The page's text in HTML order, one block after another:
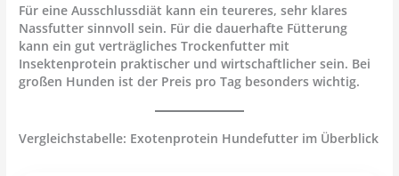
Für eine Ausschlussdiät kann ein teureres, sehr klares
Nassfutter sinnvoll sein. Für die dauerhafte Fütterung
kann ein gut verträgliches Trockenfutter mit
Insektenprotein praktischer und wirtschaftlicher sein. Bei
großen Hunden ist der Preis pro Tag besonders wichtig.
Vergleichstabelle: Exotenprotein Hundefutter im Überblick